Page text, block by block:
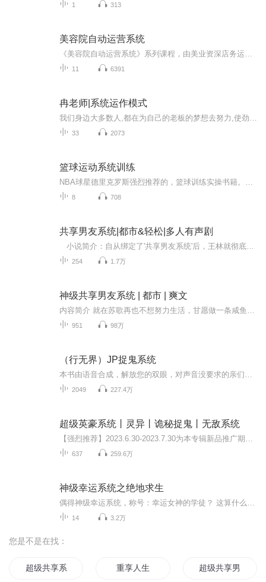
1 313
美容院自动运营系统
11 6391
冉老师|系统运作模式
33 2073
篮球运动系统训练
8 708
共享男友系统|都市&轻松|多人有声剧
254 1.7万
神级共享男友系统 | 都市 | 爽文
951 98万
（行无界）JP捉鬼系统
2049 227.4万
超级英豪系统丨灵异丨诡秘捉鬼丨无敌系统
637 259.6万
神级幸运系统之绝地求生
14 3.2万
您是不是在找：
超级共享系统 重享人生 超级共享男友系统